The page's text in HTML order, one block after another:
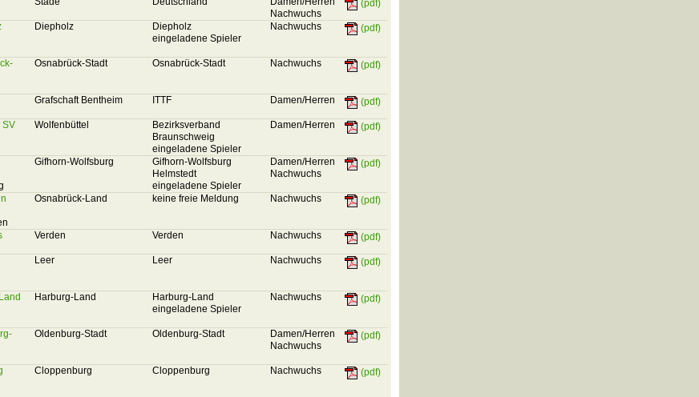
Nachwuchs
(pdf)
Diepholz
Diepholz
eingeladene Spieler
Nachwuchs (pdf)
Osnabrück-Stadt Osnabrück-Stadt Nachwuchs (pdf)
Grafschaft Bentheim ITTF Damen/Herren (pdf)
SV
Wolfenbüttel
Bezirksverband
Braunschweig
eingeladene Spieler
Damen/Herren (pdf)
Gifhorn-Wolfsburg
Gifhorn-Wolfsburg
Helmstedt
eingeladene Spieler
Damen/Herren
Nachwuchs
(pdf)
Osnabrück-Land keine freie Meldung Nachwuchs (pdf)
Verden Verden Nachwuchs (pdf)
Leer Leer Nachwuchs (pdf)
Harburg-Land
Harburg-Land
eingeladene Spieler
Nachwuchs (pdf)
Oldenburg-Stadt Oldenburg-Stadt
Damen/Herren
Nachwuchs
(pdf)
Cloppenburg Cloppenburg Nachwuchs (pdf)